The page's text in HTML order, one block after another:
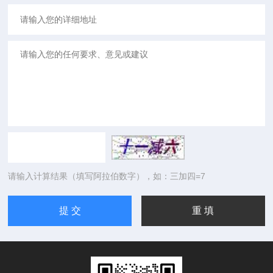
请输入计算结果（填写阿拉伯数字），如：三加四=7